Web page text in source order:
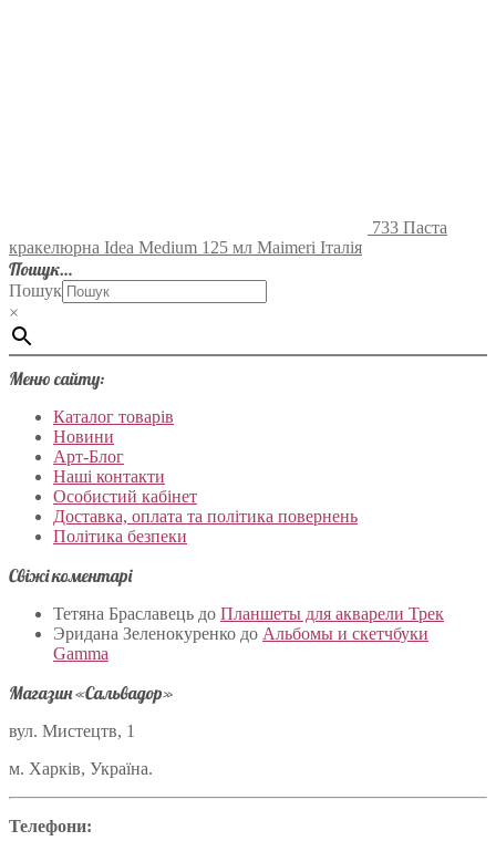
733 Паста
кракелюрна Idea Medium 125 мл Maimeri Італія
Пошук…
Пошук
×
Меню сайту:
Каталог товарів
Новини
Арт-Блог
Наші контакти
Особистий кабінет
Доставка, оплата та політика повернень
Політика безпеки
Свіжі коментарі
Тетяна Браславець до Планшеты для акварели Трек
Эридана Зеленокуренко до Альбомы и скетчбуки
Gamma
Магазин «Сальвадор»
вул. Мистецтв, 1
м. Харків, Україна.
Телефони: